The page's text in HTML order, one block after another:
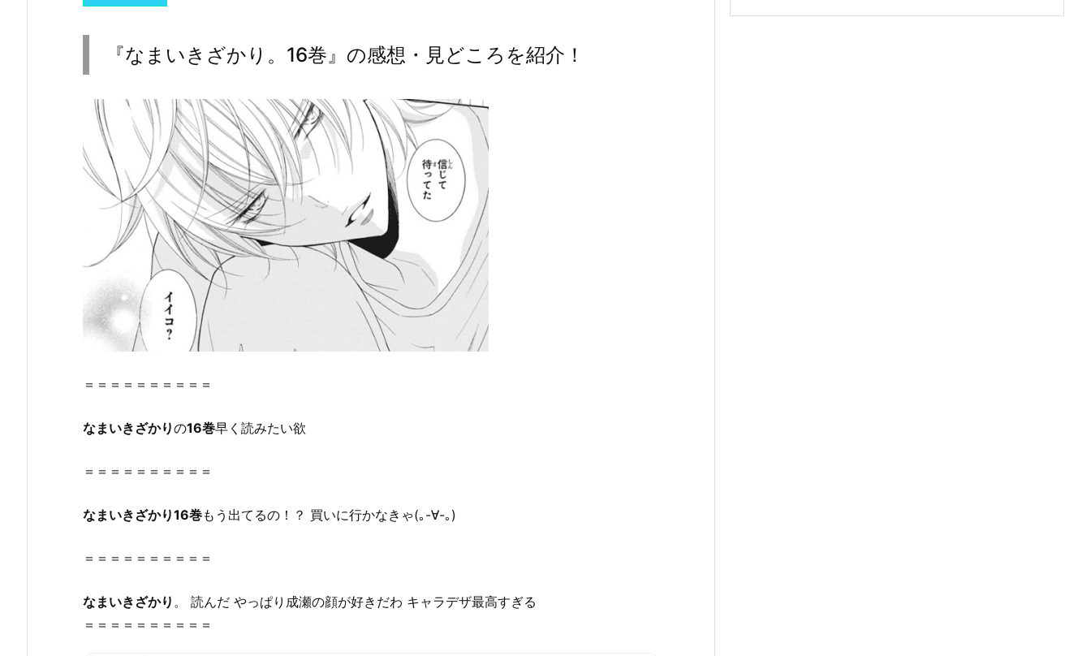
1.
ざ
か
り。
1
巻』
見
ど
こ
2.
ま
き
か
1
『なまいきざかり。16巻』の感想・見どころを紹介！
＝＝＝＝＝＝＝＝＝＝
なま いき ざかりの16巻早く読みたい欲
＝＝＝＝＝＝＝＝＝＝
なま いき ざかり16巻もう出てるの！？ 買いに行かなきゃ(｡-∀-｡)
＝＝＝＝＝＝＝＝＝＝
なまいき ざかり 。 読んだ やっぱり成瀬の顔が好きだわ キャラデザ最高すぎる
＝＝＝＝＝＝＝＝＝＝